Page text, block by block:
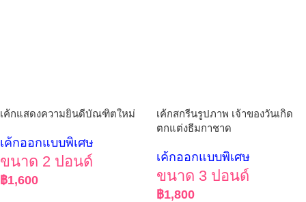
เค้กแสดงความยินดีบัณฑิตใหม่
เค้กออกแบบพิเศษ
ขนาด 2 ปอนด์
฿1,600
เค้กสกรีนรูปภาพ เจ้าของวันเกิด
ตกแต่งธีมกาชาด
เค้กออกแบบพิเศษ
ขนาด 3 ปอนด์
฿1,800